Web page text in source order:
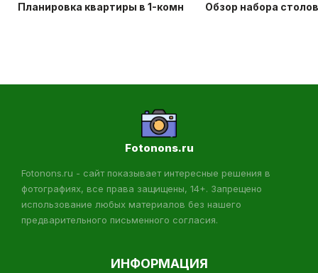
Планировка квартиры в 1-комнатной хрущевке: идеи
Обзор набора
Fotonons.ru
Fotonons.ru - сайт показывает интересные решения в
фотографиях, все права защищены, 14+. Запрещено
использование любых материалов без нашего
предварительного письменного согласия.
ИНФОРМАЦИЯ